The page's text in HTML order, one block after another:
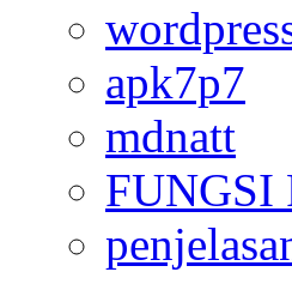
apk7p7
mdnatt